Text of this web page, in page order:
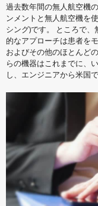
過去数年間の無人航空機
ンメントと無人航空機を
シング)です。 ところで
的なアプローチは患者を
およびその他のほとんど
らの機器はこれまでに、
し、エンジニアから米国